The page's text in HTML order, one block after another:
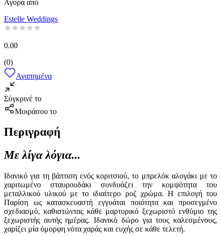
Αγορά από
Estelle Weddings
0.00
(0)
Αγαπημένα
Σύγκρινέ το
Μοιράσου το
Περιγραφή
Με λίγα λόγια...
Ιδανικό για τη βάπτιση ενός κοριτσιού, το μπρελόκ αλογάκι με το
χαριτωμένο σταυρουδάκι συνδυάζει την κομψότητα του
μεταλλικού υλικού με το ιδιαίτερο ροζ χρώμα. Η επιλογή του
Παρίση ως κατασκευαστή εγγυάται ποιότητα και προσεγμένο
σχεδιασμό, καθιστώντας κάθε μαρτυρικό ξεχωριστό ενθύμιο της
ξεχωριστής αυτής ημέρας. Ιδανικό δώρο για τους καλεσμένους,
χαρίζει μία όμορφη νότα χαράς και ευχής σε κάθε τελετή.